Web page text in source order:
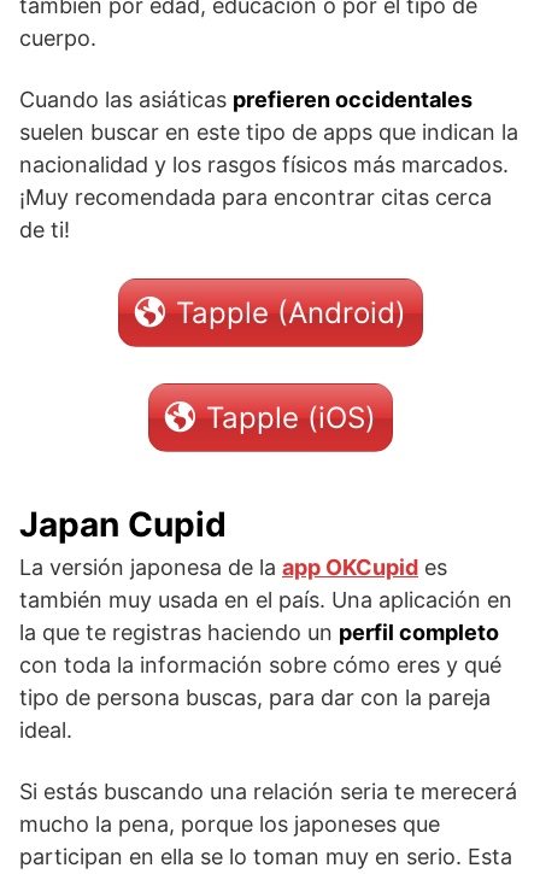
cuerpo.
Cuando las asiáticas prefieren occidentales
suelen buscar en este tipo de apps que indican la
nacionalidad y los rasgos físicos más marcados.
¡Muy recomendada para encontrar citas cerca
de ti!
Tapple (Android)
Tapple (iOS)
Japan Cupid
La versión japonesa de la app OKCupid es
también muy usada en el país. Una aplicación en
la que te registras haciendo un perfil completo
con toda la información sobre cómo eres y qué
tipo de persona buscas, para dar con la pareja
ideal.
Si estás buscando una relación seria te merecerá
mucho la pena, porque los japoneses que
participan en ella se lo toman muy en serio. Esta